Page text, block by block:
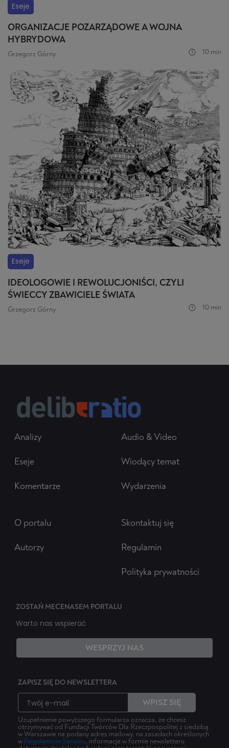
Eseje
ORGANIZACJE POZARZĄDOWE A WOJNA
HYBRYDOWA
Grzegorz Górny 10 min
Eseje
IDEOLOGOWIE I REWOLUCJONIŚCI, CZYLI
ŚWIECCY ZBAWICIELE ŚWIATA
Grzegorz Górny 10 min
Analizy
Eseje
Komentarze
Audio & Video
Wiodący temat
Wydarzenia
O portalu
Autorzy
Skontaktuj się
Regulamin
Polityka prywatności
ZOSTAŃ MECENASEM PORTALU
Warto nas wspierać
WESPRZYJ NAS
ZAPISZ SIĘ DO NEWSLETTERA
WPISZ SIĘ
Uzupełnienie powyższego formularza oznacza, że chcesz
otrzymywać od Fundacji Twórców Dla Rzeczpospolitej z siedzibą
w Warszawie na podany adres mailowy, na zasadach określonych
w Regulaminie Serwisu, informacje w formie newsletteru